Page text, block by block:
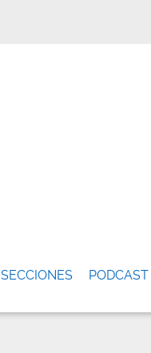
SECCIONES PODCAST